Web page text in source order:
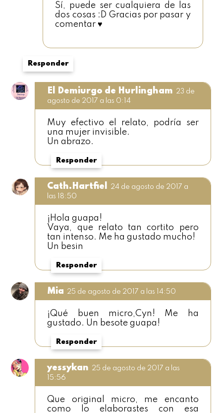
Sí, puede ser cualquiera de las
dos cosas :D Gracias por pasar y
comentar ♥
Responder
El Demiurgo de Hurlingham 23 de
agosto de 2017 a las 0:14
Muy efectivo el relato, podría ser
una mujer invisible.
Un abrazo.
Responder
Cath.Hartfiel
24 de agosto de 2017 a
las 18:50
¡Hola guapa!
Vaya, que relato tan cortito pero
tan intenso. Me ha gustado mucho!
Un besin
Responder
Mia 25 de agosto de 2017 a las 14:50
¡Qué buen micro,Cyn! Me ha
gustado. Un besote guapa!
Responder
yessykan 25 de agosto de 2017 a las
15:56
Que original micro, me encanto
como lo elaborastes con esa